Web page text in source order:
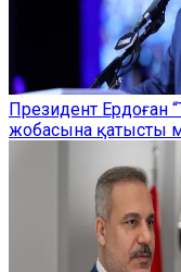
Президент Ердоған
жобасына қатысты